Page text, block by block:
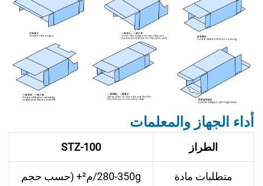
أداء الجهاز والمعلمات
الطراز STZ-100
متطلبات مادة
280-350g/م²+ (حسب حجم